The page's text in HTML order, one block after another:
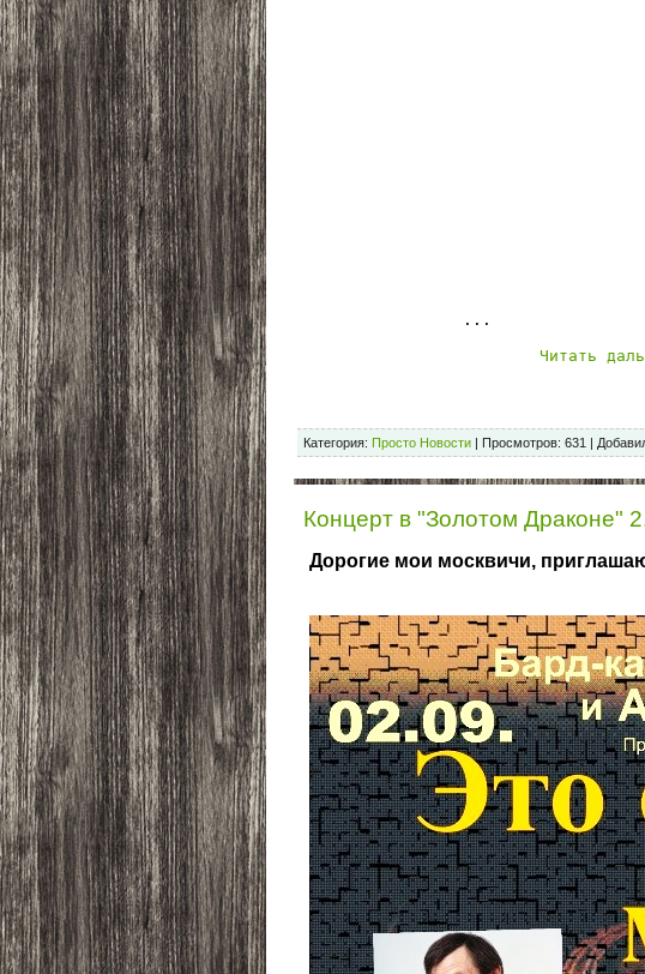
...
Читать
Категория: Просто Новости | Просмотров: 631 |
Концерт в "Золотом Драконе"
Дорогие мои москвичи,